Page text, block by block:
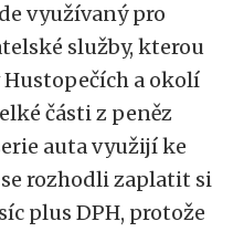
využívaný pro
služby, kterou
a okolí
části z peněz
auta využijí ke
rozhodli zaplatit si
plus DPH, protože